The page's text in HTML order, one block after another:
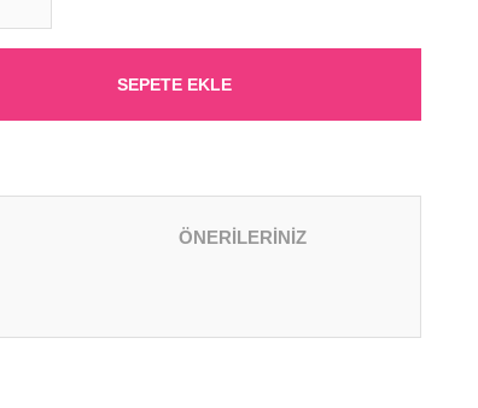
SEPETE EKLE
ÖNERİLERİNİZ